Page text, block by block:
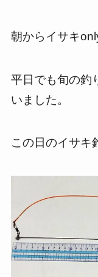
朝からイサキ
平日でも旬の釣
いました。
この日のイサキ